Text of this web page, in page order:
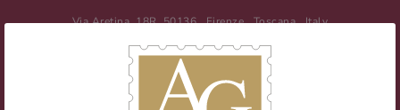
Via Aretina, 18R 50136 Firenze,Toscana,Italy
E-mail:info@auctiongallery.it
Partita IVA: